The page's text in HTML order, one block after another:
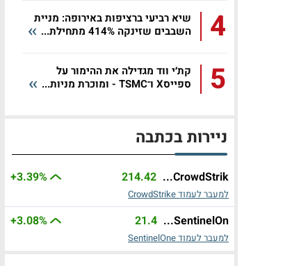
4
שיא רביעי ברציפות באירופה: מניית
השבבים שזינקה 414% מתחילת...
5
קת׳י ווד מגדילה את ההימור על
ספייסX ו־TSMC - ומוכרת מניות...
ניירות בכתבה
CrowdStrik...
214.42
+3.39%
למעבר לעמוד CrowdStrike
SentinelOn...
21.4
+3.08%
למעבר לעמוד SentinelOne